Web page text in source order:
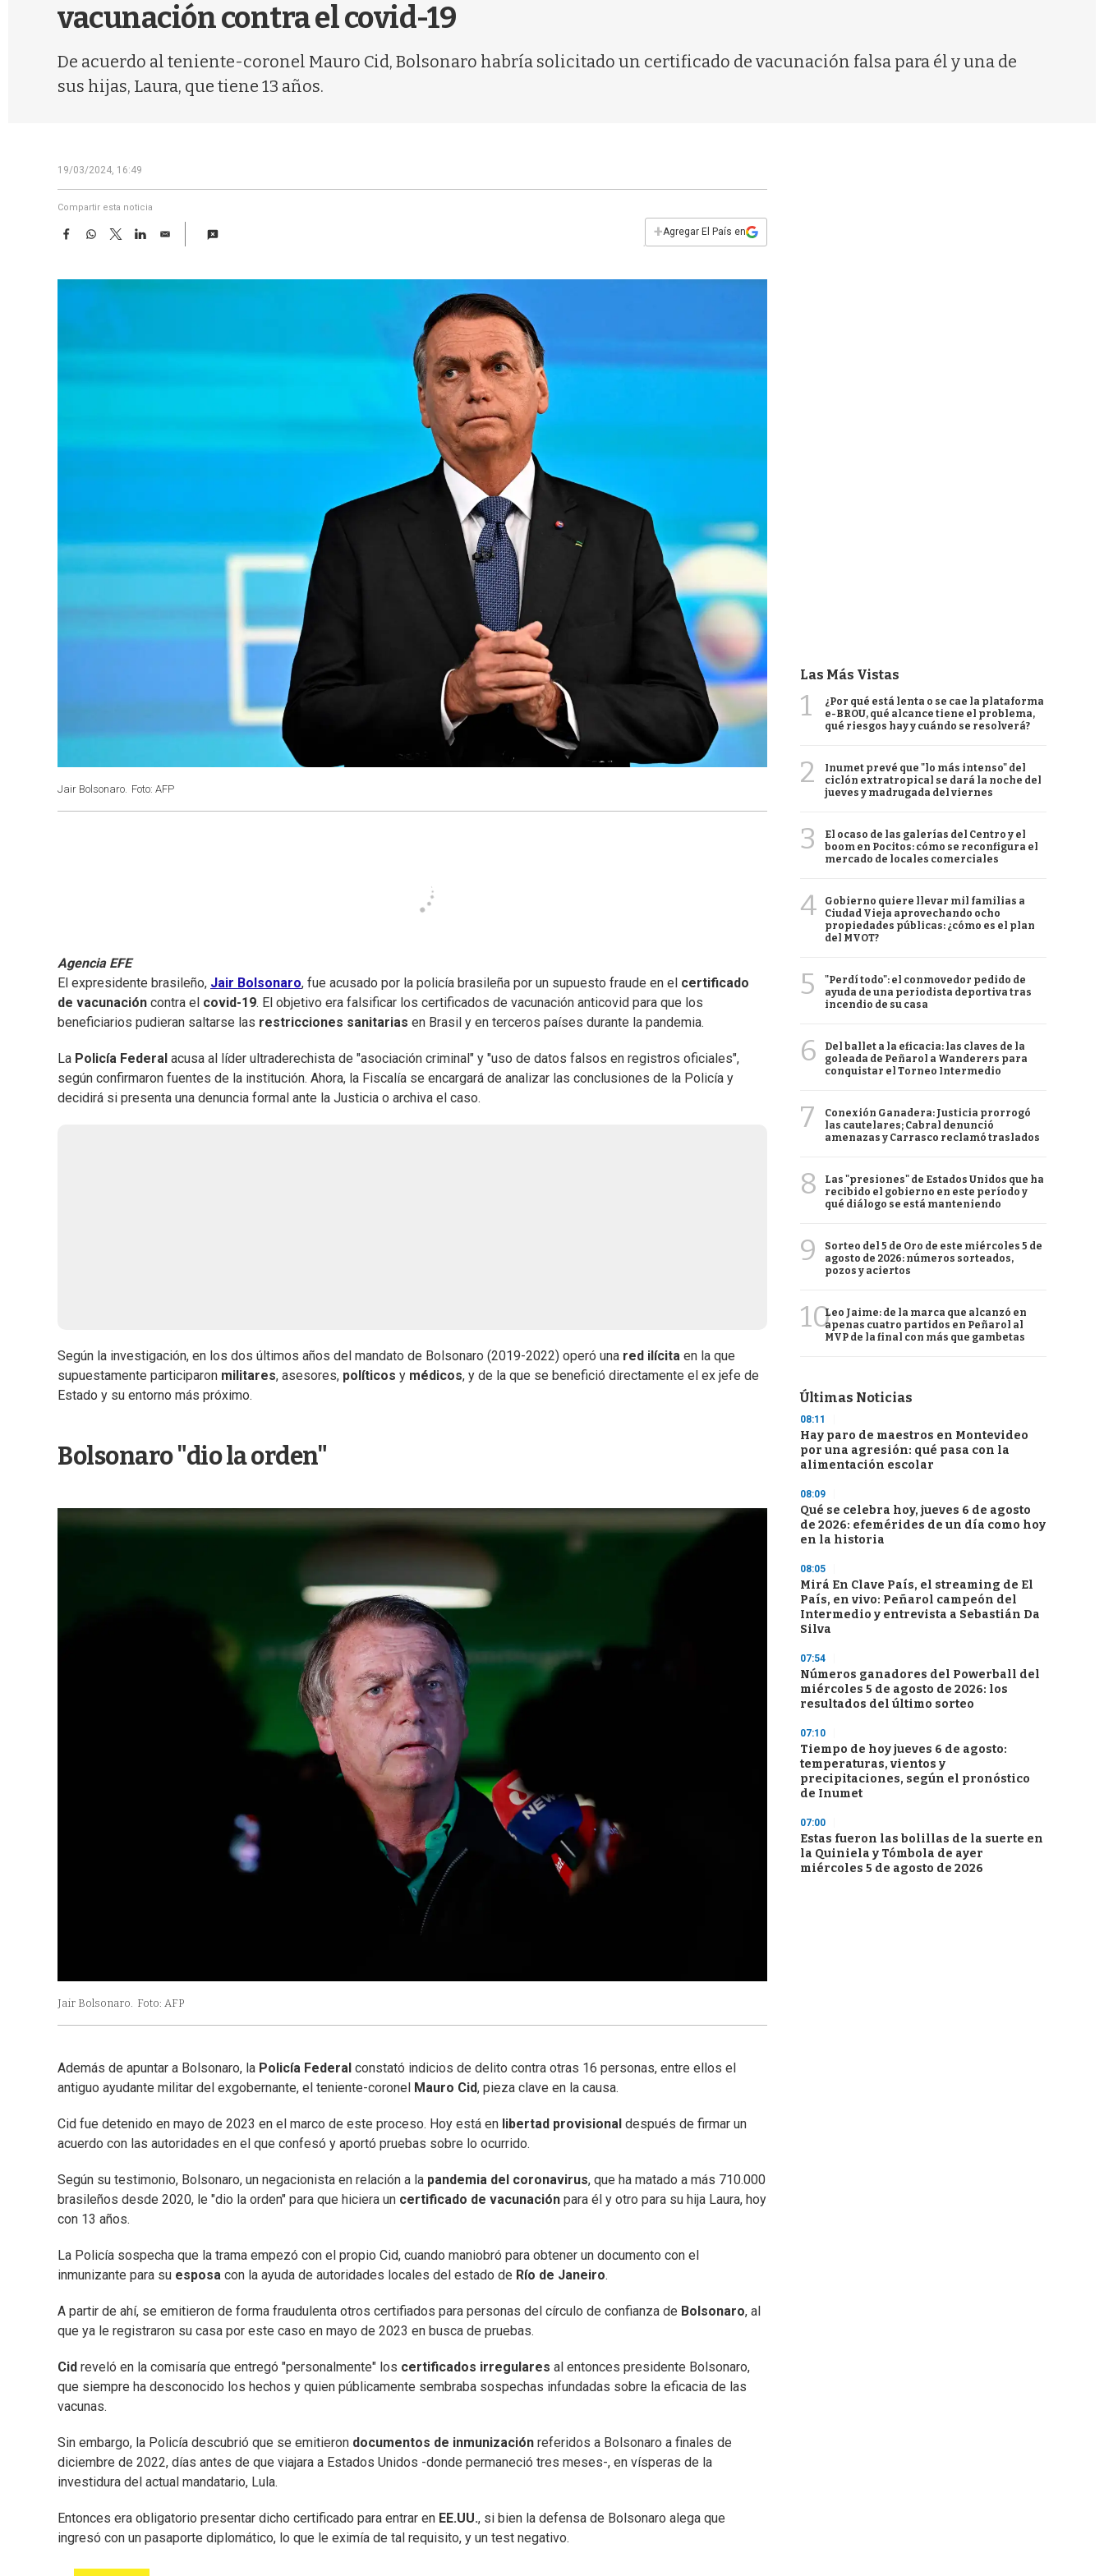
vacunación contra el covid-19
De acuerdo al teniente-coronel Mauro Cid, Bolsonaro habría solicitado un certificado de vacunación falsa para él y una de
sus hijas, Laura, que tiene 13 años.
19/03/2024, 16:49
Compartir esta noticia
F
e
W
t
T
w
t
L
k
E
i
+Agregar El País en
Jair Bolsonaro. Foto: AFP
Agencia EFE
El expresidente brasileño, Jair Bolsonaro, fue acusado por la policía brasileña por un supuesto fraude en el certificado
de vacunación contra el covid-19. El objetivo era falsificar los certificados de vacunación anticovid para que los
beneficiarios pudieran saltarse las restricciones sanitarias en Brasil y en terceros países durante la pandemia.
La Policía Federal acusa al líder ultraderechista de "asociación criminal" y "uso de datos falsos en registros oficiales",
según confirmaron fuentes de la institución. Ahora, la Fiscalía se encargará de analizar las conclusiones de la Policía y
decidirá si presenta una denuncia formal ante la Justicia o archiva el caso.
Según la investigación, en los dos últimos años del mandato de Bolsonaro (2019-2022) operó una red ilícita en la que
supuestamente participaron militares, asesores, políticos y médicos, y de la que se benefició directamente el ex jefe de
Estado y su entorno más próximo.
Bolsonaro "dio la orden"
Jair Bolsonaro. Foto: AFP
Además de apuntar a Bolsonaro, la Policía Federal constató indicios de delito contra otras 16 personas, entre ellos el
antiguo ayudante militar del exgobernante, el teniente-coronel
Mauro Cid, pieza clave en la causa.
Cid fue detenido en mayo de 2023 en el marco de este proceso. Hoy está en libertad provisional después de firmar un
acuerdo con las autoridades en el que confesó y aportó pruebas sobre lo ocurrido.
Según su testimonio, Bolsonaro, un negacionista en relación a la pandemia del coronavirus, que ha matado a más 710.000
brasileños desde 2020, le "dio la orden" para que hiciera un certificado de vacunación para él y otro para su hija Laura, hoy
con 13 años.
La Policía sospecha que la trama empezó con el propio Cid, cuando maniobró para obtener un documento con el
inmunizante para su esposa con la ayuda de autoridades locales del estado de Río de Janeiro.
A partir de ahí, se emitieron de forma fraudulenta otros certifiados para personas del círculo de confianza de Bolsonaro, al
que ya le registraron su casa por este caso en mayo de 2023 en busca de pruebas.
Cid reveló en la comisaría que entregó "personalmente" los certificados irregulares al entonces presidente Bolsonaro,
que siempre ha desconocido los hechos y quien públicamente sembraba sospechas infundadas sobre la eficacia de las
vacunas.
Sin embargo, la Policía descubrió que se emitieron documentos de inmunización referidos a Bolsonaro a finales de
diciembre de 2022, días antes de que viajara a Estados Unidos -donde permaneció tres meses-, en vísperas de la
investidura del actual mandatario, Lula.
Entonces era obligatorio presentar dicho certificado para entrar en EE.UU., si bien la defensa de Bolsonaro alega que
ingresó con un pasaporte diplomático, lo que le eximía de tal requisito, y un test negativo.
Las Más Vistas
1
¿Por qué está lenta o se cae la plataforma
e-BROU, qué alcance tiene el problema,
qué riesgos hay y cuándo se resolverá?
2
Inumet prevé que "lo más intenso" del
ciclón extratropical se dará la noche del
jueves y madrugada del viernes
3
El ocaso de las galerías del Centro y el
boom en Pocitos: cómo se reconfigura el
mercado de locales comerciales
4
Gobierno quiere llevar mil familias a
Ciudad Vieja aprovechando ocho
propiedades públicas: ¿cómo es el plan
del MVOT?
5
"Perdí todo": el conmovedor pedido de
ayuda de una periodista deportiva tras
incendio de su casa
6
Del ballet a la eficacia: las claves de la
goleada de Peñarol a Wanderers para
conquistar el Torneo Intermedio
7
Conexión Ganadera: Justicia prorrogó
las cautelares; Cabral denunció
amenazas y Carrasco reclamó traslados
8
Las "presiones" de Estados Unidos que ha
recibido el gobierno en este período y
qué diálogo se está manteniendo
9
Sorteo del 5 de Oro de este miércoles 5 de
agosto de 2026: números sorteados,
pozos y aciertos
10Leo Jaime: de la marca que alcanzó en
apenas cuatro partidos en Peñarol al
MVP de la final con más que gambetas
Últimas Noticias
08:11
Hay paro de maestros en Montevideo
por una agresión: qué pasa con la
alimentación escolar
08:09
Qué se celebra hoy, jueves 6 de agosto
de 2026: efemérides de un día como hoy
en la historia
08:05
Mirá En Clave País, el streaming de El
País, en vivo: Peñarol campeón del
Intermedio y entrevista a Sebastián Da
Silva
07:54
Números ganadores del Powerball del
miércoles 5 de agosto de 2026: los
resultados del último sorteo
07:10
Tiempo de hoy jueves 6 de agosto:
temperaturas, vientos y
precipitaciones, según el pronóstico
de Inumet
07:00
Estas fueron las bolillas de la suerte en
la Quiniela y Tómbola de ayer
miércoles 5 de agosto de 2026